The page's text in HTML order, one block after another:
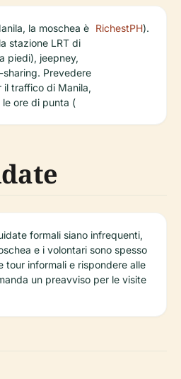
la moschea è
stazione LRT di
piedi), jeepney,
Prevedere
traffico di Manila,
ore di punta (
RichestPH).
formali siano infrequenti,
e i volontari sono spesso
tour informali e rispondere alle
un preavviso per le visite